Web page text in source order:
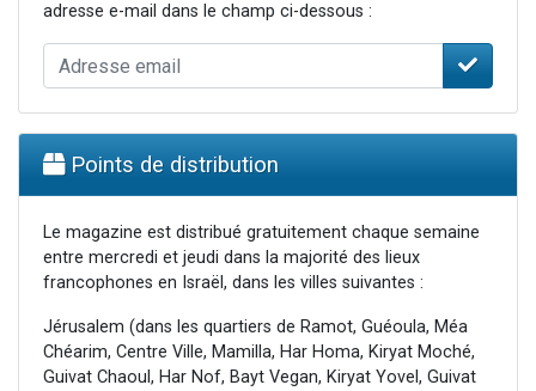
adresse e-mail dans le champ ci-dessous :
Points de distribution
Le magazine est distribué gratuitement chaque semaine
entre mercredi et jeudi dans la majorité des lieux
francophones en Israël, dans les villes suivantes :
Jérusalem (dans les quartiers de Ramot, Guéoula, Méa
Chéarim, Centre Ville, Mamilla, Har Homa, Kiryat Moché,
Guivat Chaoul, Har Nof, Bayt Vegan, Kiryat Yovel, Guivat